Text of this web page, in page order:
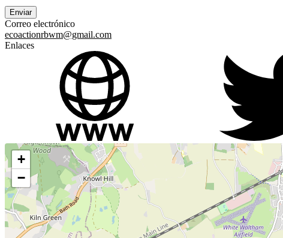
Correo electrónico
ecoactionrbwm@gmail.com
Enlaces
+
−